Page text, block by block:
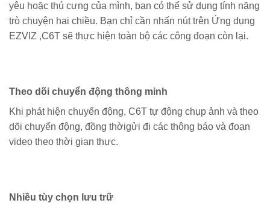
yêu hoặc thú cưng của mình, bạn có thể sử dụng tính năng
trò chuyện hai chiều. Bạn chỉ cần nhấn nút trên Ứng dụng
EZVIZ ,C6T sẽ thực hiện toàn bộ các công đoạn còn lại.
Theo dõi chuyển động thông minh
Khi phát hiện chuyển động, C6T tự động chụp ảnh và theo
dõi chuyển động, đồng thờigửi đi các thông báo và đoạn
video theo thời gian thực.
Nhiều tùy chọn lưu trữ